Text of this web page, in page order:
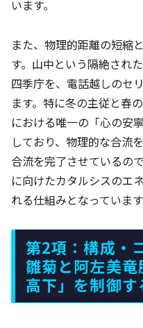
います。
また、物理的距離の短縮
す。山中という隔絶され
四季庁を、電話越しのセ
ます。特に冬の主従と春
における唯一の「心の安
しており、物理的な合流
合流を完了させているの
に向けたカタルシスのエ
れる仕組みとなってい
第2項：構成・
雛菊と阿左美
高下」を制御